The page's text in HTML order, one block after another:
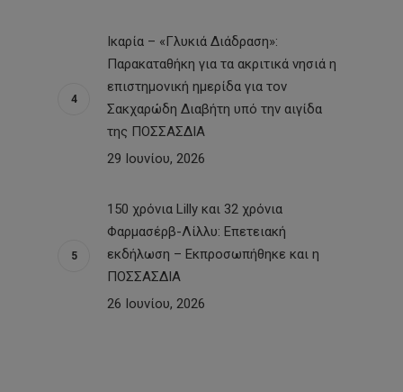
Ικαρία – «Γλυκιά Διάδραση»:
Παρακαταθήκη για τα ακριτικά νησιά η
επιστημονική ημερίδα για τον
Σακχαρώδη Διαβήτη υπό την αιγίδα
της ΠΟΣΣΑΣΔΙΑ
29 Ιουνίου, 2026
150 χρόνια Lilly και 32 χρόνια
Φαρμασέρβ-Λίλλυ: Eπετειακή
εκδήλωση – Εκπροσωπήθηκε και η
ΠΟΣΣΑΣΔΙΑ
26 Ιουνίου, 2026